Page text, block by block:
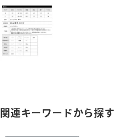
関連キーワードから探す